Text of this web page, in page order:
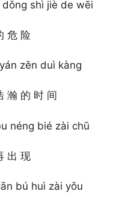
shì jiè de wēi
危 险
zěn duì kàng
瀚 的 时 间
néng bié zài chū
出 现
bú huì zài yǒu